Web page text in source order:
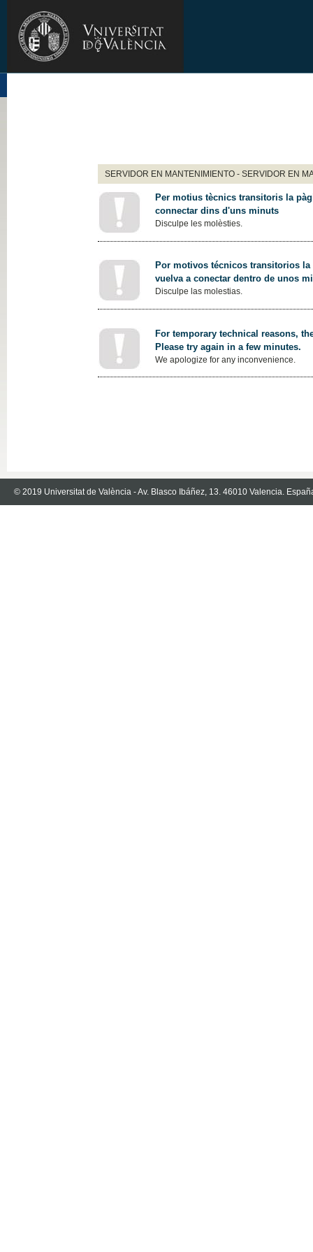
SERVIDOR EN MANTENIMIENTO - SERVIDOR EN
Per motius tècnics transitoris la
connectar dins d'uns minuts
Disculpe les molèsties.
Por motivos técnicos transitorios
vuelva a conectar dentro de unos
Disculpe las molestias.
For temporary technical reasons,
Please try again in a few minutes.
We apologize for any inconvenience.
© 2019 Universitat de València - Av. Blasco Ibáñez, 13. 46010 Valencia.